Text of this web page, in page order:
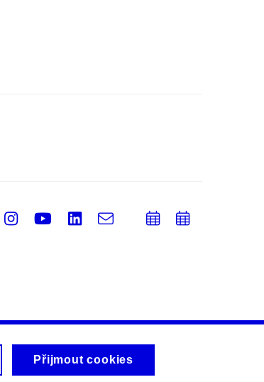
Instagram
Youtube
LinkedIn
e-
PřidatPřidat
Přijmout cookies